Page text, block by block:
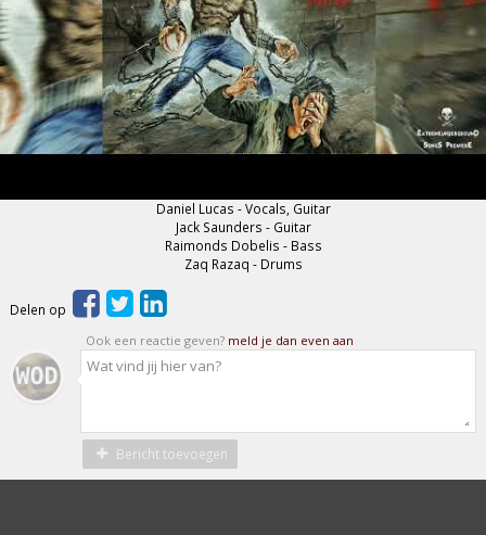
Daniel Lucas - Vocals, Guitar
Jack Saunders - Guitar
Raimonds Dobelis - Bass
Zaq Razaq - Drums
Delen op
Ook een reactie geven? meld je dan even aan
Bericht toevoegen